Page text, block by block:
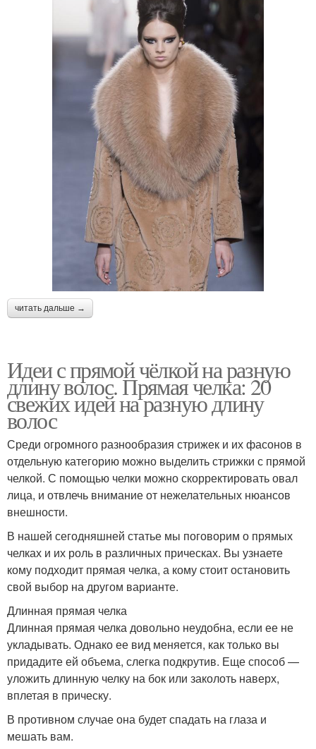
читать дальше →
Идеи с прямой чёлкой на разную
длину волос. Прямая челка: 20
свежих идей на разную длину
волос
Среди огромного разнообразия стрижек и их фасонов в
отдельную категорию можно выделить стрижки с прямой
челкой. С помощью челки можно скорректировать овал
лица, и отвлечь внимание от нежелательных нюансов
внешности.
В нашей сегодняшней статье мы поговорим о прямых
челках и их роль в различных прическах. Вы узнаете
кому подходит прямая челка, а кому стоит остановить
свой выбор на другом варианте.
Длинная прямая челка
Длинная прямая челка довольно неудобна, если ее не
укладывать. Однако ее вид меняется, как только вы
придадите ей объема, слегка подкрутив. Еще способ —
уложить длинную челку на бок или заколоть наверх,
вплетая в прическу.
В противном случае она будет спадать на глаза и
мешать вам.